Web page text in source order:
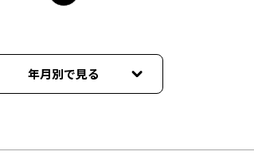
年月別で見る